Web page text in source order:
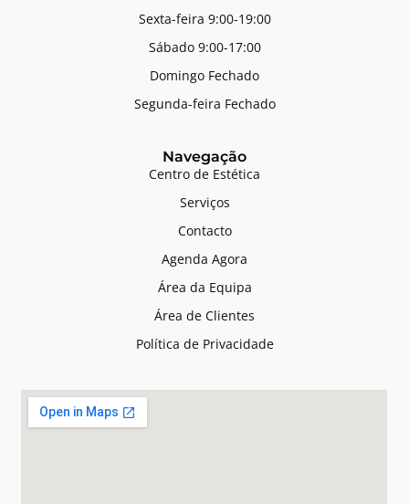
Sexta-feira 9:00-19:00
Sábado 9:00-17:00
Domingo Fechado
Segunda-feira Fechado
Navegação
Centro de Estética
Serviços
Contacto
Agenda Agora
Área da Equipa
Área de Clientes
Política de Privacidade